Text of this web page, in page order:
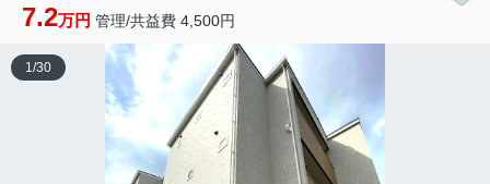
7.2万円 管理/共益費 4,500円
1/30